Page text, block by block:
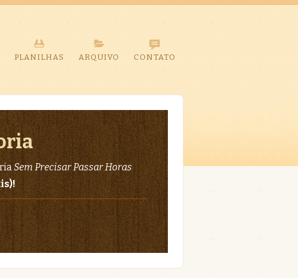
PLANILHAS ARQUIVO CONTATO
Sem Precisar Passar Horas